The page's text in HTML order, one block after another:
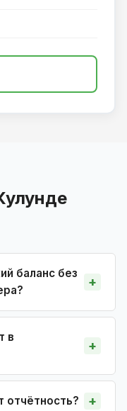
баланс без
в
отчётность?